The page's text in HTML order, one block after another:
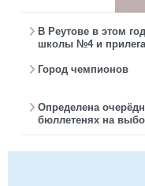
В Реутове в этом
школы №4 и
Город чемпионов
Определена
бюллетенях на